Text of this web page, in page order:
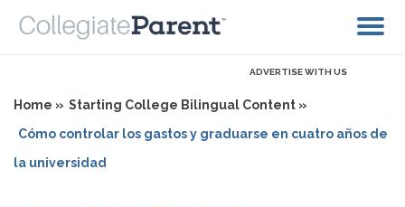
ADVERTISE WITH US
Home » Starting College Bilingual Content »
Cómo controlar los gastos y graduarse en cuatro años de
la universidad